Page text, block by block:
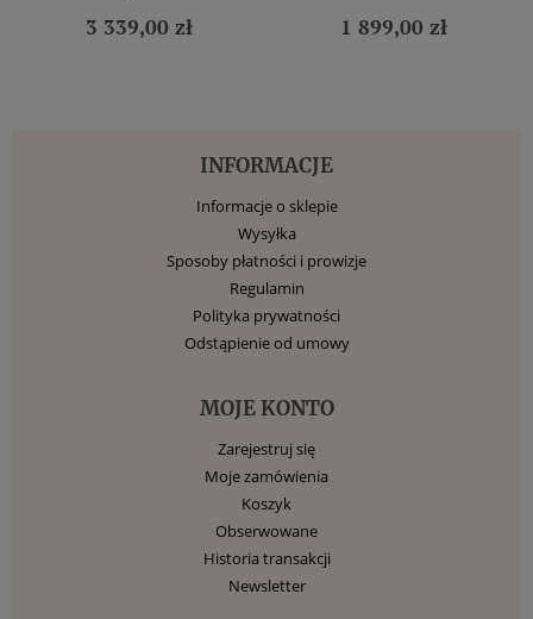
3 339,00 zł 1 899,00 zł
INFORMACJE
Informacje o sklepie
Wysyłka
Sposoby płatności i prowizje
Regulamin
Polityka prywatności
Odstąpienie od umowy
MOJE KONTO
Zarejestruj się
Moje zamówienia
Koszyk
Obserwowane
Historia transakcji
Newsletter